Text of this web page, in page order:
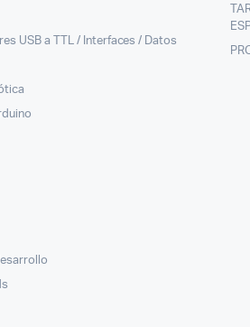
USB a TTL / Interfaces / Datos